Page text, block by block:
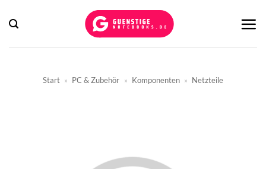
Inhalt
Start » PC & Zubehör » Komponenten » Netzteile